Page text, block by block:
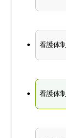
看護体
看護体